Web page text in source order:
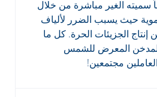
سميته الغير مباشرة من خلال
حيث يسبب الضرر لألياف
إنتاج الجزيئات الحرة. كل ما
المعرض للشمس
مجتمعين!